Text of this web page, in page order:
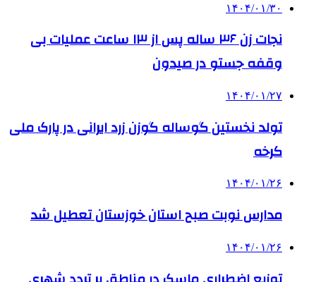
۱۴۰۴/۰۱/۳۰
نجات زن ۳۶ ساله پس از ۱۳ ساعت عملیات بی
وقفه جستو در صیدون
۱۴۰۴/۰۱/۲۷
تولد نخستین گوساله گوزن زرد ایرانی در پارک ملی
کرخه
۱۴۰۴/۰۱/۲۶
مدارس نوبت صبح استان خوزستان تعطیل شد
۱۴۰۴/۰۱/۲۶